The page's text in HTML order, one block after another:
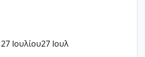
27 Ιουλίου27 Ιουλ